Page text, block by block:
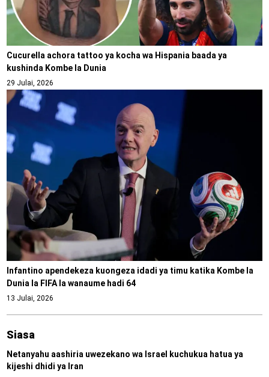
Cucurella achora tattoo ya kocha wa Hispania baada ya
kushinda Kombe la Dunia
29 Julai, 2026
Infantino apendekeza kuongeza idadi ya timu katika Kombe la
Dunia la FIFA la wanaume hadi 64
13 Julai, 2026
Siasa
Netanyahu aashiria uwezekano wa Israel kuchukua hatua ya
kijeshi dhidi ya Iran